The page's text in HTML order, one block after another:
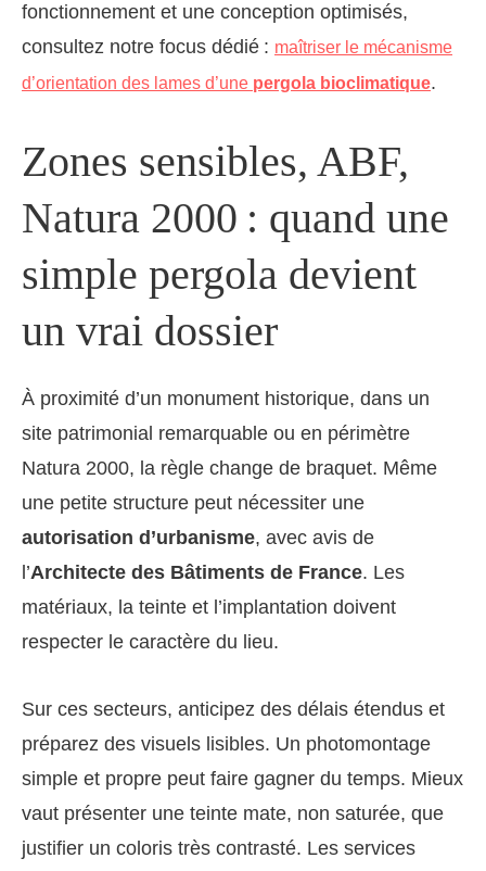
fonctionnement et une conception optimisés,
consultez notre focus dédié : maîtriser le mécanisme
d’orientation des lames d’une pergola bioclimatique.
Zones sensibles, ABF,
Natura 2000 : quand une
simple pergola devient
un vrai dossier
À proximité d’un monument historique, dans un
site patrimonial remarquable ou en périmètre
Natura 2000, la règle change de braquet. Même
une petite structure peut nécessiter une
autorisation d’urbanisme, avec avis de
l’Architecte des Bâtiments de France. Les
matériaux, la teinte et l’implantation doivent
respecter le caractère du lieu.
Sur ces secteurs, anticipez des délais étendus et
préparez des visuels lisibles. Un photomontage
simple et propre peut faire gagner du temps. Mieux
vaut présenter une teinte mate, non saturée, que
justifier un coloris très contrasté. Les services